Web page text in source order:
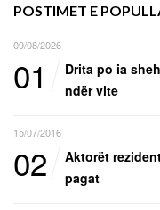
POSTIMET E
09/08/2026
01
Drita po ia
ndër vite
15/07/2016
02
Aktorët
pagat